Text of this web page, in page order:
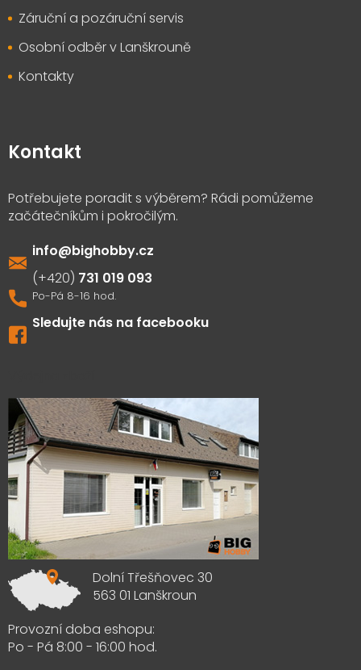
Záruční a pozáruční servis
Osobní odběr v Lanškrouně
Kontakty
Kontakt
info@bighobby.cz
731 019 093
Sledujte nás na facebooku
Dolní Třešňovec 30
563 01 Lanškroun
Provozní doba eshopu:
Po - Pá 8:00 - 16:00 hod.